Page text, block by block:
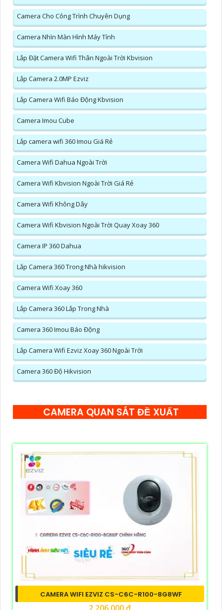
Camera Cho Công Trình Chuyên Dụng
Camera Nhìn Màn Hình Máy Tính
Lắp Đặt Camera Wifi Thân Ngoài Trời Kbvision
Lắp Camera 2.0MP Ezviz
Lắp Camera Wifi Báo Động Kbvision
Camera Imou Cube
Lắp camera wifi 360 Imou Giá Rẻ
Camera Wifi Dahua Ngoài Trời
Camera Wifi Kbvision Ngoài Trời Giá Rẻ
Camera Wifi Không Dây
Camera Wifi Kbvision Ngoài Trời Quay Xoay 360
Camera IP 360 Dahua
Lắp Camera 360 Trong Nhà hikvision
Camera Wifi Xoay 360
Lắp Camera 360 Lắp Trong Nhà
Camera 360 Imou Báo Động
Lắp Camera Wifi Ezviz Xoay 360 Ngoài Trời
Camera 360 Độ Hikvision
CAMERA QUAN SÁT ĐỀ XUẤT
CAMERA WIFI EZVIZ CS-C6C-R100-8G8WF